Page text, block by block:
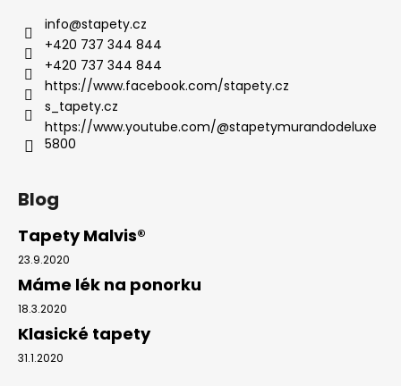
info@stapety.cz
+420 737 344 844
+420 737 344 844
https://www.facebook.com/stapety.cz
s_tapety.cz
https://www.youtube.com/@stapetymurandodeluxe
5800
Blog
Tapety Malvis®
23.9.2020
Máme lék na ponorku
18.3.2020
Klasické tapety
31.1.2020